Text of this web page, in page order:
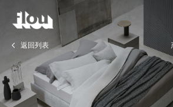
返回列表